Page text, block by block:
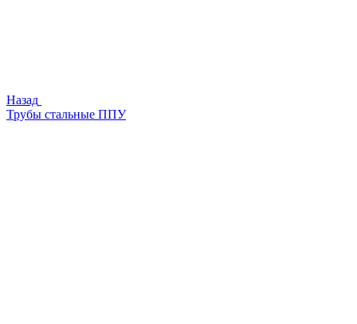
Назад
Трубы стальные ППУ